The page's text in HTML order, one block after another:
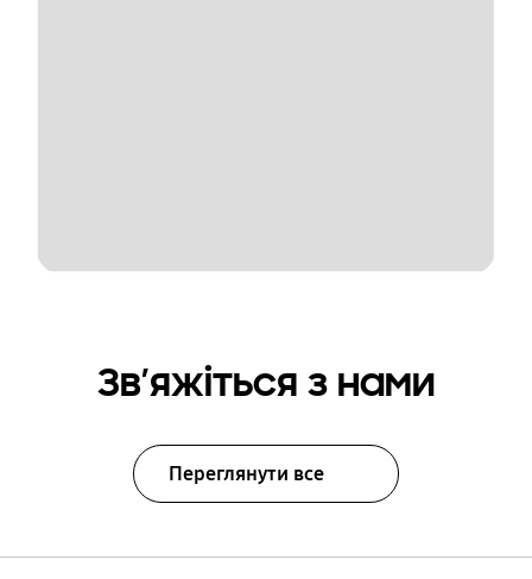
Зв’яжіться з нами
Переглянути все